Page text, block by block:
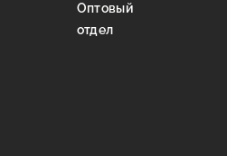
Оптовый
отдел